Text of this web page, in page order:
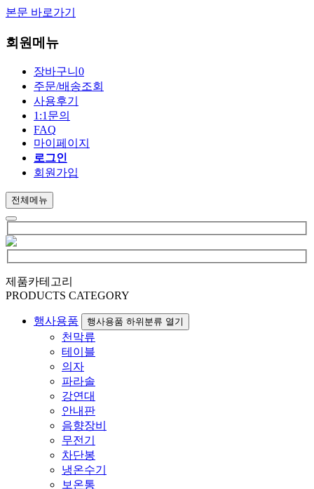
본문 바로가기
회원메뉴
장바구니 0
주문/배송조회
사용후기
1:1문의
FAQ
마이페이지
로그인
회원가입
전체메뉴
제품카테고리
PRODUCTS CATEGORY
행사용품 행사용품 하위분류 열기
천막류
테이블
의자
파라솔
강연대
안내판
음향장비
무전기
차단봉
냉온수기
보온통